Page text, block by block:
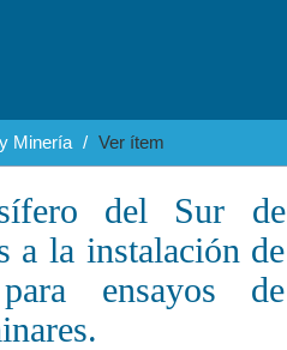
Minería Ver ítem
del Sur de
a la instalación de
ensayos de